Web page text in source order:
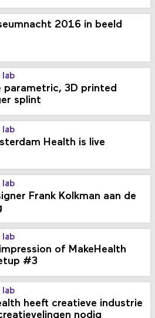
2016 in beeld
lab
parametric, 3D printed
splint
lab
Health is live
lab
Frank Kolkman aan de
lab
of MakeHealth
#3
lab
heeft creatieve industrie
nodig